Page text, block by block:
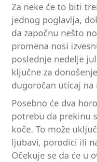
Za neke će to biti
jednog poglavlja,
da započnu nešto
promena nosi
poslednje nedelje
ključne za
dugoročan uticaj na
Posebno će dva
potrebu da prekinu
koče. To može
ljubavi, porodici ili
Očekuje se da će u